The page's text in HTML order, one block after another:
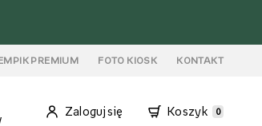
PREMIUM FOTO KIOSK KONTAKT
Zaloguj się Koszyk 0